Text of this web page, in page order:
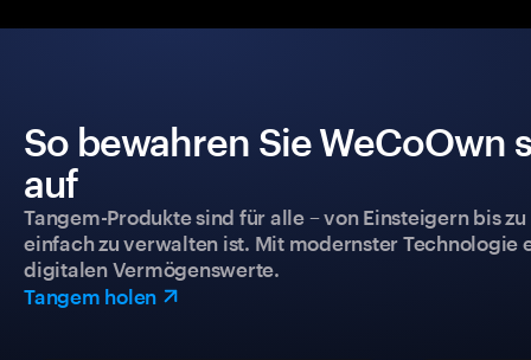
So bewahren Sie WeCoOwn
auf
Tangem-Produkte sind für alle – von Einsteigern bis
einfach zu verwalten ist. Mit modernster
digitalen Vermögenswerte.
Tangem holen